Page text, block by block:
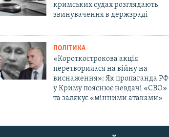
кримських судах розглядають
звинувачення в держзраді
ПОЛІТИКА
«Короткострокова акція
перетворилася на війну на
виснаження»: Як пропаганда РФ
у Криму пояснює невдачі «СВО»
та залякує «мінними атаками»